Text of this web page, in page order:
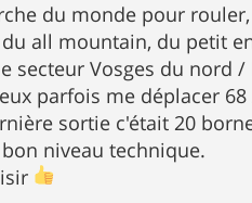
du monde pour
du all mountain, du petit
secteur Vosges du nord
parfois me déplacer
sortie c'était 20
bon niveau technique.